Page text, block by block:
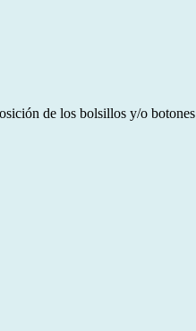
de los bolsillos y/o botones